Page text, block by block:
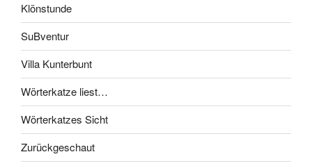
Klönstunde
SuBventur
Villa Kunterbunt
Wörterkatze liest…
Wörterkatzes Sicht
Zurückgeschaut